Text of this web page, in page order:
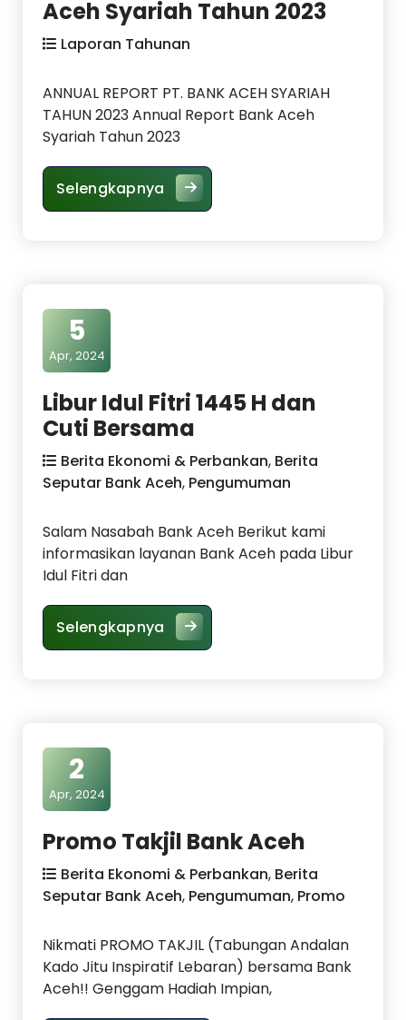
Aceh Syariah Tahun 2023
Laporan Tahunan
ANNUAL REPORT PT. BANK ACEH SYARIAH
TAHUN 2023 Annual Report Bank Aceh
Syariah Tahun 2023
Selengkapnya Annual Report PT. Bank Aceh
5
Apr, 2024
Libur Idul Fitri 1445 H dan
Cuti Bersama
Berita Ekonomi & Perbankan, Berita
Seputar Bank Aceh, Pengumuman
Salam Nasabah Bank Aceh Berikut kami
informasikan layanan Bank Aceh pada Libur
Idul Fitri dan
Selengkapnya Libur Idul Fitri 1445 H dan Cuti
2
Apr, 2024
Promo Takjil Bank Aceh
Berita Ekonomi & Perbankan, Berita
Seputar Bank Aceh, Pengumuman, Promo
Nikmati PROMO TAKJIL (Tabungan Andalan
Kado Jitu Inspiratif Lebaran) bersama Bank
Aceh!! Genggam Hadiah Impian,